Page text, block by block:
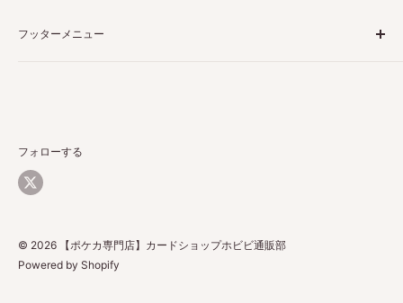
フッターメニュー
返品・返金について
配送について
お問い合わせ
フォローする
© 2026 【ポケカ専門店】カードショップホビビ通販部
Powered by Shopify